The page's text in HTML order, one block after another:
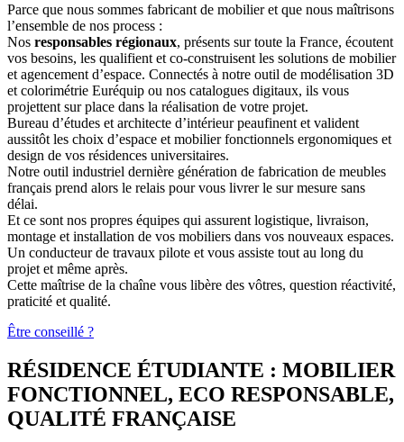
Parce que nous sommes fabricant de mobilier et que nous maîtrisons
l’ensemble de nos process :
Nos responsables régionaux, présents sur toute la France, écoutent
vos besoins, les qualifient et co-construisent les solutions de mobilier
et agencement d’espace. Connectés à notre outil de modélisation 3D
et colorimétrie Euréquip ou nos catalogues digitaux, ils vous
projettent sur place dans la réalisation de votre projet.
Bureau d’études et architecte d’intérieur peaufinent et valident
aussitôt les choix d’espace et mobilier fonctionnels ergonomiques et
design de vos résidences universitaires.
Notre outil industriel dernière génération de fabrication de meubles
français prend alors le relais pour vous livrer le sur mesure sans
délai.
Et ce sont nos propres équipes qui assurent logistique, livraison,
montage et installation de vos mobiliers dans vos nouveaux espaces.
Un conducteur de travaux pilote et vous assiste tout au long du
projet et même après.
Cette maîtrise de la chaîne vous libère des vôtres, question réactivité,
praticité et qualité.
Être conseillé ?
RÉSIDENCE ÉTUDIANTE : MOBILIER
FONCTIONNEL, ECO RESPONSABLE,
QUALITÉ FRANÇAISE